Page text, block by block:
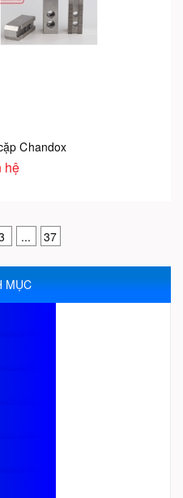
Chandox
hệ
... 37
MỤC